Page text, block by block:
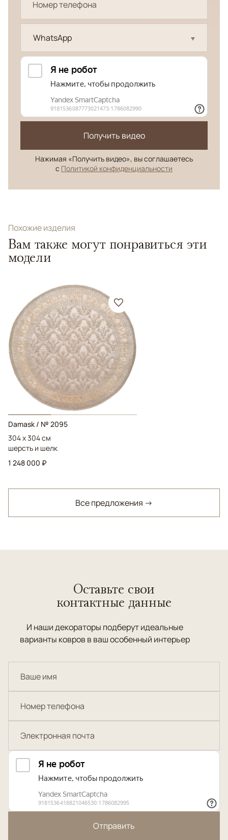
WhatsApp
Получить видео
Нажимая «Получить видео», вы соглашаетесь
с Политикой конфиденциальности
Похожие изделия
Вам также могут понравиться эти
модели
Damask / № 2095
304 x 304 см
шерсть и шелк
1 248 000 ₽
Все предложения →
Оставьте свои
контактные данные
И наши декораторы подберут идеальные
варианты ковров в ваш особенный интерьер
Отправить